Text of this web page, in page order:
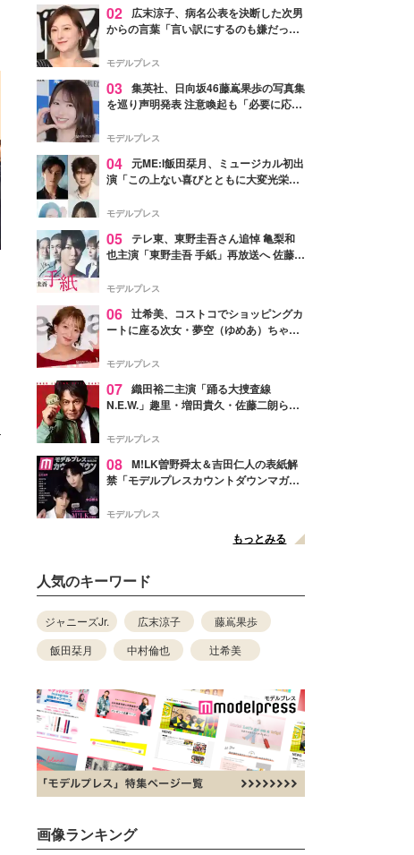
02
広末涼子、病名公表を決断した次男
からの言葉「言い訳にするのも嫌だっ
モデルプレス
03 集英社、日向坂46藤嶌果歩の写真集
を巡り声明発表 注意喚起も「必要に応じ
モデルプレス
04 元ME:I飯田栞月、ミュージカル初出
演「この上ない喜びとともに大変光栄」
ャスト発表
モデルプレス
05 テレ東、東野圭吾さん追悼 亀梨和
也主演「東野圭吾 手紙」再放送へ 佐藤隆
モデルプレス
06 辻希美、コストコでショッピングカ
ートに座る次女・夢空（ゆめあ）ちゃん
ぎ」「成長を感じる」の声
モデルプレス
07 織田裕二主演「踊る大捜査線
N.E.W.」趣里・増田貴久・佐藤二朗ら新
徴する“謎のキーワード”も
モデルプレス
08 M!LK曽野舜太＆吉田仁人の表紙解
禁「モデルプレスカウントダウンマガジ
モデルプレス
もっとみる
人気のキーワード
ジャニーズJr. 広末涼子
藤嶌果歩
飯田栞月
中村倫也 辻希美
画像ランキング